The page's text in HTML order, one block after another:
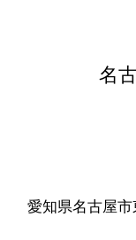
名
愛知県名古屋